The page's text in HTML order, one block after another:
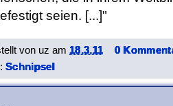
seien. [...]
von uz am 18.3.11
0
Schnipsel